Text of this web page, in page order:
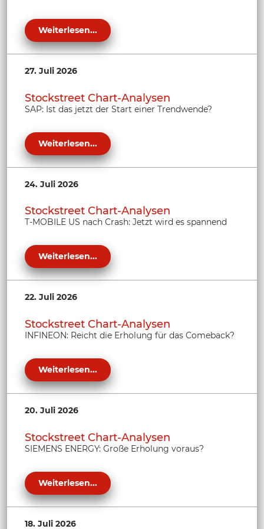
Weiterlesen...
27. Juli 2026
Stockstreet Chart-Analysen
SAP: Ist das jetzt der Start einer Trendwende?
Weiterlesen...
24. Juli 2026
Stockstreet Chart-Analysen
T-MOBILE US nach Crash: Jetzt wird es spannend
Weiterlesen...
22. Juli 2026
Stockstreet Chart-Analysen
INFINEON: Reicht die Erholung für das Comeback?
Weiterlesen...
20. Juli 2026
Stockstreet Chart-Analysen
SIEMENS ENERGY: Große Erholung voraus?
Weiterlesen...
18. Juli 2026